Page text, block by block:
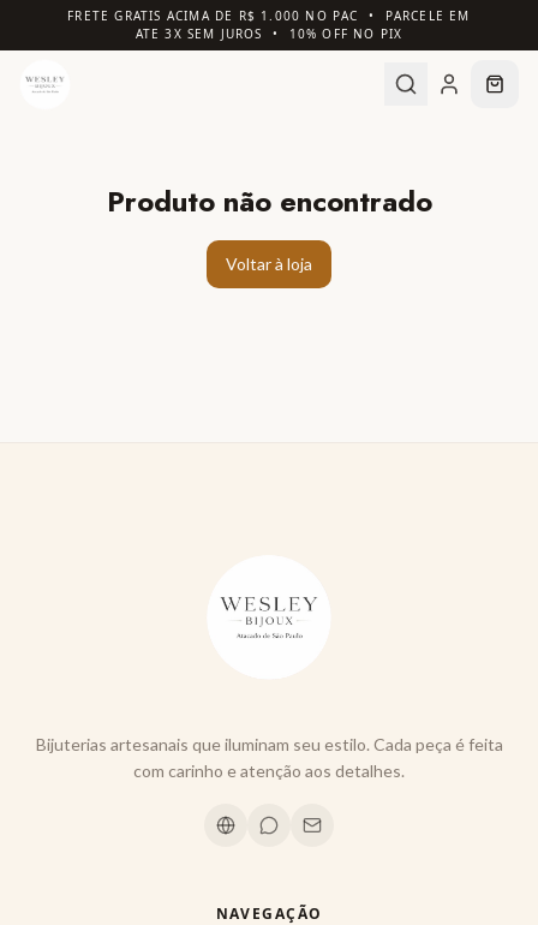
FRETE GRATIS ACIMA DE R$ 1.000 NO PAC • PARCELE EM
ATE 3X SEM JUROS • 10% OFF NO PIX
Produto não encontrado
Voltar à loja
Bijuterias artesanais que iluminam seu estilo. Cada peça é feita
com carinho e atenção aos detalhes.
NAVEGAÇÃO